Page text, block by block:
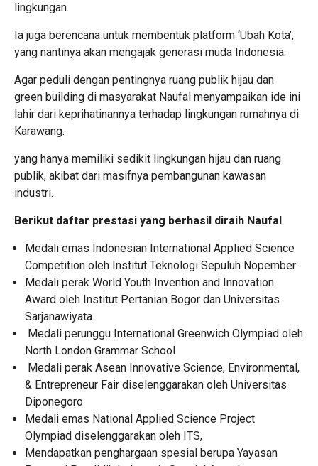
lingkungan.
Ia juga berencana untuk membentuk platform ‘Ubah Kota’,
yang nantinya akan mengajak generasi muda Indonesia.
Agar peduli dengan pentingnya ruang publik hijau dan
green building di masyarakat Naufal menyampaikan ide ini
lahir dari keprihatinannya terhadap lingkungan rumahnya di
Karawang.
yang hanya memiliki sedikit lingkungan hijau dan ruang
publik, akibat dari masifnya pembangunan kawasan
industri.
Berikut daftar prestasi yang berhasil diraih Naufal
Medali emas Indonesian International Applied Science
Competition oleh Institut Teknologi Sepuluh Nopember
Medali perak World Youth Invention and Innovation
Award oleh Institut Pertanian Bogor dan Universitas
Sarjanawiyata.
Medali perunggu International Greenwich Olympiad oleh
North London Grammar School
Medali perak Asean Innovative Science, Environmental,
& Entrepreneur Fair diselenggarakan oleh Universitas
Diponegoro
Medali emas National Applied Science Project
Olympiad diselenggarakan oleh ITS,
Mendapatkan penghargaan spesial berupa Yayasan